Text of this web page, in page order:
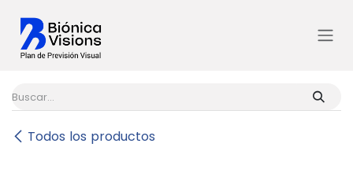
Todos los productos